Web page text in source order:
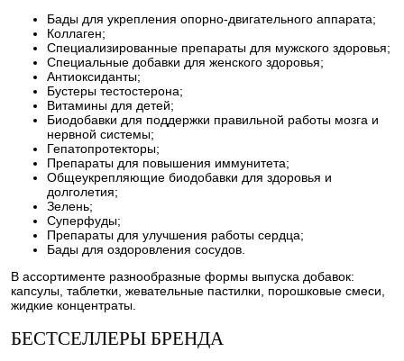
Бады для укрепления опорно-двигательного аппарата;
Коллаген;
Специализированные препараты для мужского здоровья;
Специальные добавки для женского здоровья;
Антиоксиданты;
Бустеры тестостерона;
Витамины для детей;
Биодобавки для поддержки правильной работы мозга и
нервной системы;
Гепатопротекторы;
Препараты для повышения иммунитета;
Общеукрепляющие биодобавки для здоровья и
долголетия;
Зелень;
Суперфуды;
Препараты для улучшения работы сердца;
Бады для оздоровления сосудов.
В ассортименте разнообразные формы выпуска добавок:
капсулы, таблетки, жевательные пастилки, порошковые смеси,
жидкие концентраты.
БЕСТСЕЛЛЕРЫ БРЕНДА